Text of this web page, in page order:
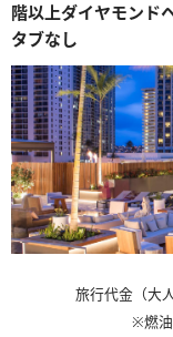
階以上ダイヤモンド
タブなし
旅行代金（大人
※燃